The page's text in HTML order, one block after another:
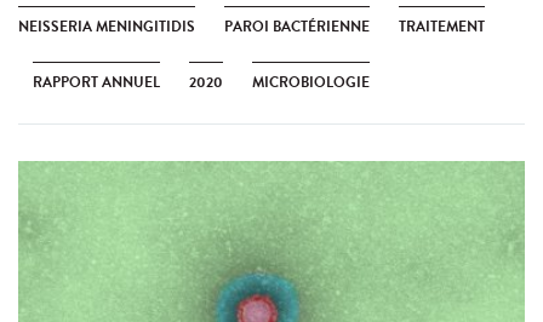
NEISSERIA MENINGITIDIS PAROI BACTÉRIENNE TRAITEMENT
RAPPORT ANNUEL 2020 MICROBIOLOGIE